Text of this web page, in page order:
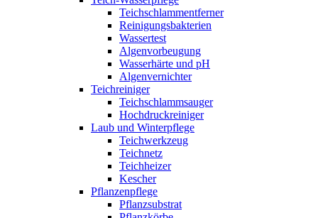
Teichschlammentferner
Reinigungsbakterien
Wassertest
Algenvorbeugung
Wasserhärte und pH
Algenvernichter
Teichreiniger
Teichschlammsauger
Hochdruckreiniger
Laub und Winterpflege
Teichwerkzeug
Teichnetz
Teichheizer
Kescher
Pflanzenpflege
Pflanzsubstrat